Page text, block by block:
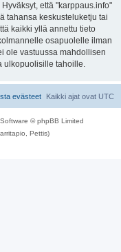
että "karppaus.info"
tahansa keskusteluketju tai
kaikki yllä annettu tieto
osapuolelle ilman
ole vastuussa mahdollisen
ulkopuolisille tahoille.
Kaikki ajat ovat UTC
evästeet
© phpBB Limited
Pettis)